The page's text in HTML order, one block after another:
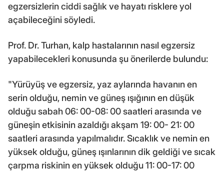
egzersizlerin ciddi sağlık ve hayatı risklere yol
açabileceğini söyledi.
Prof. Dr. Turhan, kalp hastalarının nasıl egzersiz
yapabilecekleri konusunda şu önerilerde bulundu:
"Yürüyüş ve egzersiz, yaz aylarında havanın en
serin olduğu, nemin ve güneş ışığının en düşük
olduğu sabah 06: 00-08: 00 saatleri arasında ve
güneşin etkisinin azaldığı akşam 19: 00- 21: 00
saatleri arasında yapılmalıdır. Sıcaklık ve nemin en
yüksek olduğu, güneş ışınlarının dik geldiği ve sıcak
çarpma riskinin en yüksek olduğu 11: 00-17: 00